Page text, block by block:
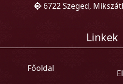
6722 Szeged,
Linkek
Főoldal